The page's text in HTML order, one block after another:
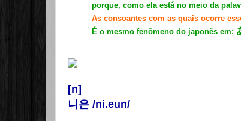
porque, como ela está no meio da
As consoantes com as quais ocorre
É o mesmo fenômeno do japonês em:
[n]
니은 /ni.eun/